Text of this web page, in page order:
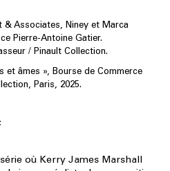
& Associates, Niney et Marca
Pierre-Antoine Gatier.
/ Pinault Collection.
et âmes », Bourse de Commerce
Paris, 2025.
où Kerry James Marshall